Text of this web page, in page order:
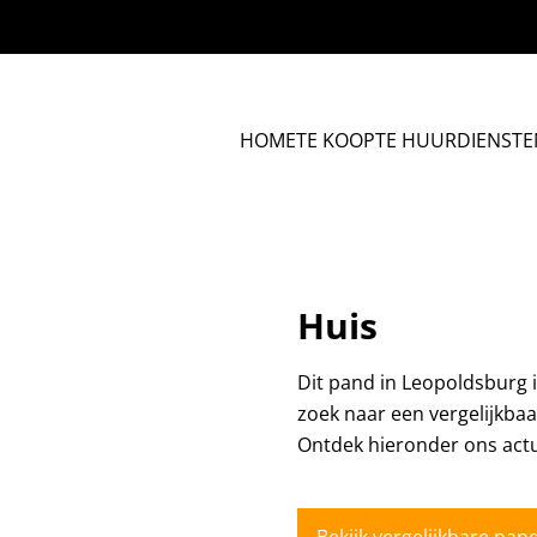
HOMETE KOOPTE HUUR
Huis
Dit pand in Leopoldsburg
zoek naar een
Ontdek hieronder ons